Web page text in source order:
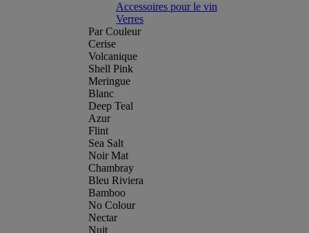
Accessoires pour le vin
Verres
Par Couleur
Cerise
Volcanique
Shell Pink
Meringue
Blanc
Deep Teal
Azur
Flint
Sea Salt
Noir Mat
Chambray
Bleu Riviera
Bamboo
No Colour
Nectar
Nuit